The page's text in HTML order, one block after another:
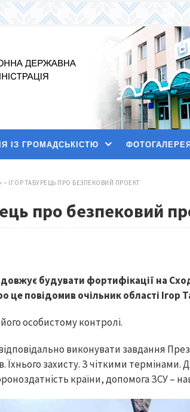
ІЗ ГРОМАДСЬКІСТЮ ФОТОГАЛЕРЕЯ
– ІГОР ТАБУРЕЦЬ ПРО БЕЗПЕКОВИЙ ПРОЕКТ
про безпековий
будувати фортифікації на
це повідомив очільник області Ігор
особистому контролі.
виконувати завдання
Їхнього захисту. З чіткими термінами.
країни, допомога ЗСУ –